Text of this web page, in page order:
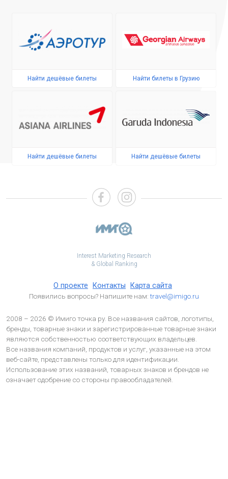
Найти дешёвые билеты Найти билеты в Грузию
Найти дешёвые билеты Найти дешёвые билеты
Interest Marketing Research
& Global Ranking
О проекте Контакты Карта сайта
Появились вопросы? Напишите нам:travel@imigo.ru
2008 – 2026 © Имиго точка ру. Все названия сайтов, логотипы,
бренды, товарные знаки и зарегистрированные товарные знаки
являются собственностью соответствующих владельцев.
Все названия компаний, продуктов и услуг, указанные на этом
веб-сайте, представлены только для идентификации.
Использование этих названий, товарных знаков и брендов не
означает одобрение со стороны правообладателей.